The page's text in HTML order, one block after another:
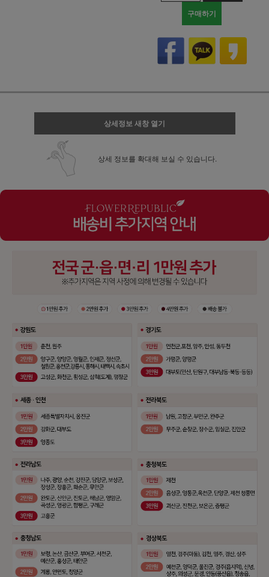
구매하기
상세정보 새창 열기
상세 정보를 확대해 보실 수 있습니다.